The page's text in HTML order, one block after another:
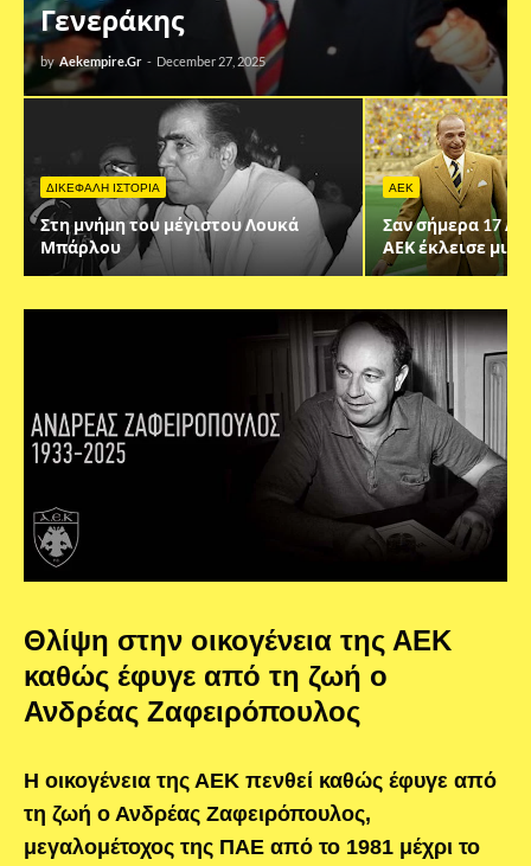
Γενεράκης
by Aekempire.Gr - December 27, 2025
ΔΙΚΕΦΑΛΗ ΙΣΤΟΡΙΑ
Στη μνήμη του μέγιστου Λουκά
Μπάρλου
AEK
Σαν σήμερα 17
ΑΕΚ έκλεισε μια
Θλίψη στην οικογένεια της ΑΕΚ
καθώς έφυγε από τη ζωή ο
Ανδρέας Ζαφειρόπουλος
Η οικογένεια της ΑΕΚ πενθεί καθώς έφυγε από
τη ζωή ο Ανδρέας Ζαφειρόπουλος,
μεγαλομέτοχος της ΠΑΕ από το 1981 μέχρι το